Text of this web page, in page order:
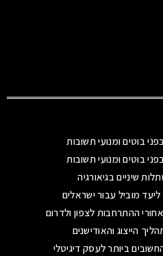
שיניים בגיאורגיה
מוביל עבור ישראלים
ההתרחבות לצפון ולדרום
הייצוג והאודישנים
ביותר לעסק דיגיטלי